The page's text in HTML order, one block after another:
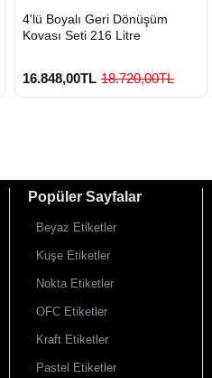
GÖNDERİ
4'lü Boyalı Geri Dönüşüm
Kovası Seti 216 Litre
16.848,00TL 18.720,00TL
Popüler Sayfalar
Beyaz Etiketler
Kuşe Etiketler
Nokta Etiketler
OFC Etiketler
Kraft Etiketler
Pastel Etiketler